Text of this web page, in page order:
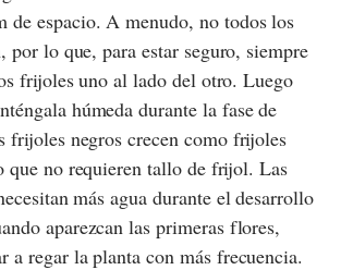
de espacio. A menudo, no todos los
por lo que, para estar seguro, siempre
frijoles uno al lado del otro. Luego
húmeda durante la fase de
frijoles negros crecen como frijoles
que no requieren tallo de frijol. Las
más agua durante el desarrollo
aparezcan las primeras flores,
a regar la planta con más frecuencia.